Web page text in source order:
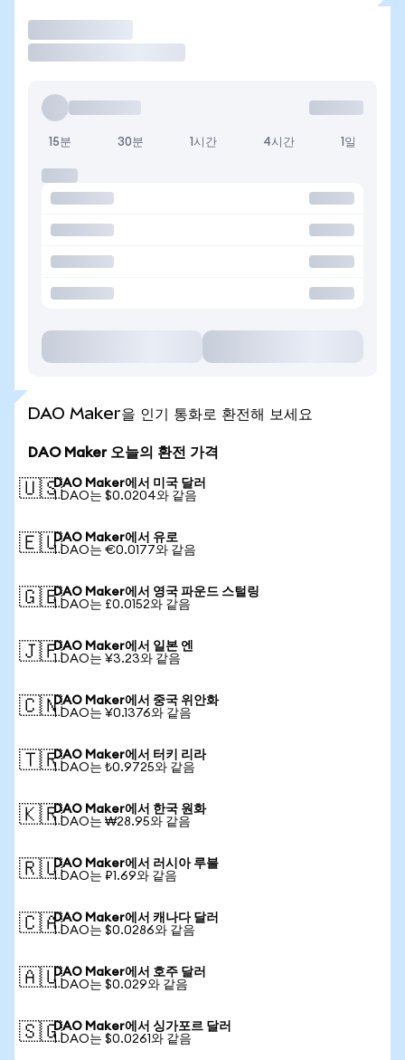
15분 30분 1시간 4시간 1일
DAO Maker을 인기 통화로 환전해 보세요
DAO Maker 오늘의 환전 가격
🇺🇸DAO Maker에서 미국 달러
1 DAO는 $0.0204와 같음
🇪🇺DAO Maker에서 유로
1 DAO는 €0.0177와 같음
🇬🇧DAO Maker에서 영국 파운드 스털링
1 DAO는 £0.0152와 같음
🇯🇵DAO Maker에서 일본 엔
1 DAO는 ¥3.23와 같음
🇨🇳DAO Maker에서 중국 위안화
1 DAO는 ¥0.1376와 같음
🇹🇷DAO Maker에서 터키 리라
1 DAO는 ₺0.9725와 같음
🇰🇷DAO Maker에서 한국 원화
1 DAO는 ₩28.95와 같음
🇷🇺DAO Maker에서 러시아 루블
1 DAO는 ₽1.69와 같음
🇨🇦DAO Maker에서 캐나다 달러
1 DAO는 $0.0286와 같음
🇦🇺DAO Maker에서 호주 달러
1 DAO는 $0.029와 같음
🇸🇬DAO Maker에서 싱가포르 달러
1 DAO는 $0.0261와 같음